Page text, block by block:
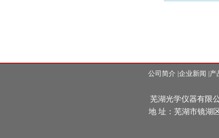
公司简介 企业新闻 产
芜湖光学仪器有限
地 址：芜湖市镜湖